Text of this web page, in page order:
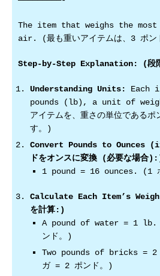
The item that weighs the
air. (最も重いアイテムは、3 ポン
Step-by-Step Explanation: (段
Understanding Units:
Each
pounds (lb), a unit of
アイテムを、重さの単位である
す。)
Convert Pounds to Ounces
ドをオンスに変換 (必要な場合
1 pound = 16 ounces. (1
Calculate Each Item’s
を計算:)
A pound of water = 1 lb.
ンド。)
Two pounds of bricks = 2
ガ = 2 ポンド。)